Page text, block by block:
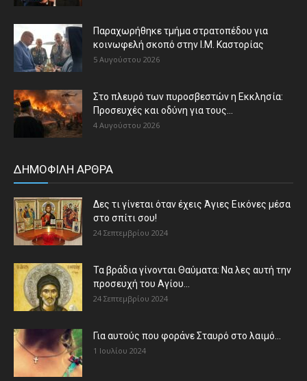
Παραχωρήθηκε τμήμα στρατοπέδου για
κοινωφελή σκοπό στην Ι.Μ. Καστορίας
5 Αυγούστου 2026
Στο πλευρό των πυροσβεστών η Εκκλησία:
Προσευχές και οδύνη για τους...
4 Αυγούστου 2026
ΔΗΜΟΦΙΛΗ ΑΡΘΡΑ
Δες τι γίνεται όταν έχεις Άγιες Εικόνες μέσα
στο σπίτι σου!
24 Σεπτεμβρίου 2024
Τα βράδια γίνονται Θαύματα: Να λες αυτή την
προσευχή του Αγίου...
24 Σεπτεμβρίου 2024
Για αυτούς που φοράνε Σταυρό στο λαιμό…
1 Ιουλίου 2024